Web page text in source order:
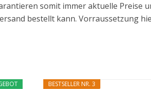
somit immer aktuelle Preise
bestellt kann. Vorraussetzung
BESTSELLER NR. 3